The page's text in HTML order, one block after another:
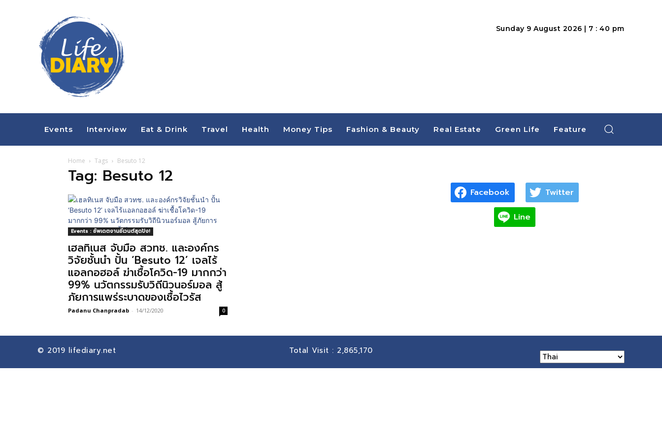
Sunday 9 August 2026 | 7 : 40 pm
Events Interview Eat & Drink Travel Health Money Tips Fashion & Beauty Real Estate Green Life Feature
Home Tags Besuto 12
Tag: Besuto 12
Events : อัพเดตงานอีเวนต์สุดปัง!
เฮลทิเนส จับมือ สวทช. และองค์กร
วิจัยชั้นนำ ปั้น ‘Besuto 12’ เจลไร้
แอลกอฮอล์ ฆ่าเชื้อโควิด-19 มากกว่า
99% นวัตกรรมรับวิถีนิวนอร์มอล สู้
ภัยการแพร่ระบาดของเชื้อไวรัส
Padanu Chanpradab - 14/12/2020 0
Facebook Twitter
Line
© 2019 lifediary.net Total Visit : 2,865,170